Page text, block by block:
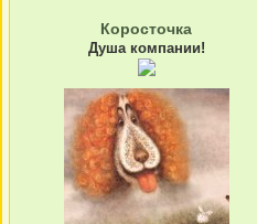
Коросточка
Душа компании!